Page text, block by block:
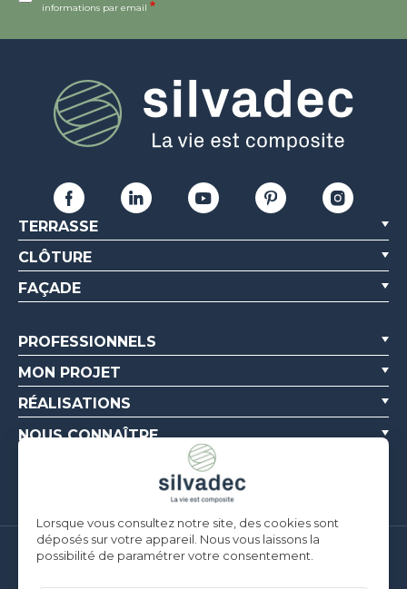
informations par email
TERRASSE
CLÔTURE
FAÇADE
PROFESSIONNELS
MON PROJET
RÉALISATIONS
NOUS CONNAÎTRE
Silvadec France
Lorsque vous consultez notre site, des cookies sont
déposés sur votre appareil. Nous vous laissons la
possibilité de paramétrer votre consentement.